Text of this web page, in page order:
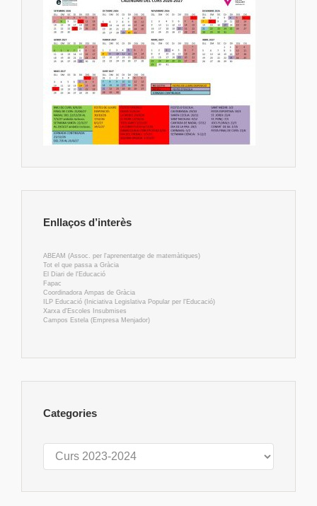
Enllaços d’interès
ABEAM (Assoc. per l'aprenentatge de matemàtiques)
Tot el que passa a Gràcia
El Diari de l'Educació
Fapac
Coordinadora Ampas de Gràcia
ILP Educació (Iniciativa Legislativa Popular per l'Educació)
Xarxa d'Escoles Insubmises
Campos Estela (Empresa Menjador)
Categories
Categories